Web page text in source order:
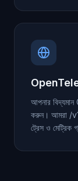
আপনার
করুন। আমরা /
ট্রেস ও মেট্রিক